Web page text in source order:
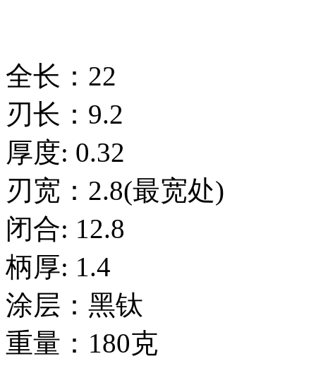
全长：22
刃长：9.2
厚度: 0.32
刃宽：2.8(最宽处)
闭合: 12.8
柄厚: 1.4
涂层：黑钛
重量：180克